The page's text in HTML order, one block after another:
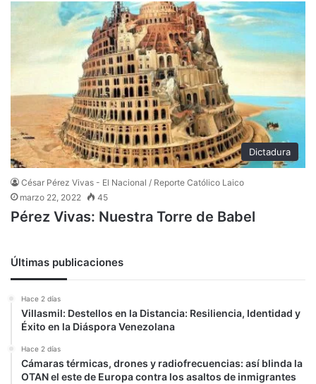
Dictadura
César Pérez Vivas - El Nacional / Reporte Católico Laico
marzo 22, 2022
45
Pérez Vivas: Nuestra Torre de Babel
Últimas publicaciones
Hace 2 días
Villasmil: Destellos en la Distancia: Resiliencia, Identidad y
Éxito en la Diáspora Venezolana
Hace 2 días
Cámaras térmicas, drones y radiofrecuencias: así blinda la
OTAN el este de Europa contra los asaltos de inmigrantes